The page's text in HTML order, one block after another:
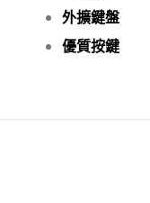
外擴鍵盤
優質按鍵